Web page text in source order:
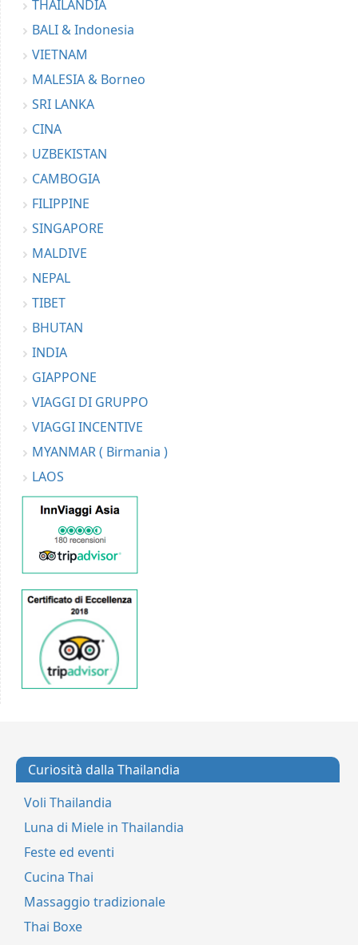
THAILANDIA
BALI & Indonesia
VIETNAM
MALESIA & Borneo
SRI LANKA
CINA
UZBEKISTAN
CAMBOGIA
FILIPPINE
SINGAPORE
MALDIVE
NEPAL
TIBET
BHUTAN
INDIA
GIAPPONE
VIAGGI DI GRUPPO
VIAGGI INCENTIVE
MYANMAR ( Birmania )
LAOS
Curiosità dalla Thailandia
Voli Thailandia
Luna di Miele in Thailandia
Feste ed eventi
Cucina Thai
Massaggio tradizionale
Thai Boxe